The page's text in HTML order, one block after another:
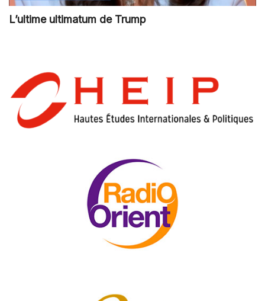
L’ultime ultimatum de Trump